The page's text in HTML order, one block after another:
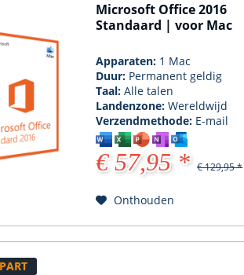
Microsoft Office 2016
Standaard | voor Mac
Apparaten: 1 Mac
Duur: Permanent geldig
Taal:Alle talen
Landenzone:Wereldwijd
Verzendmethode: E-mail
€ 57,95 * € 129,95 *
Onthouden